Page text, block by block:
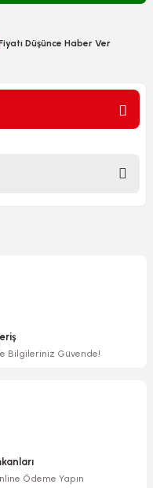
Düşünce Haber Ver
Bilgileriniz Güvende!
Ödeme Yapın